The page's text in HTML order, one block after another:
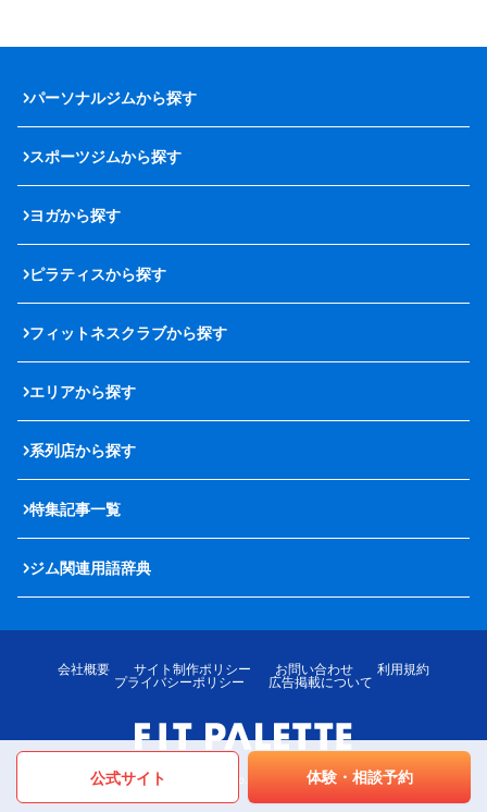
公式サイト 体験・相談予約
パーソナルジムから探す
スポーツジムから探す
ヨガから探す
ピラティスから探す
フィットネスクラブから探す
エリアから探す
系列店から探す
特集記事一覧
ジム関連用語辞典
会社概要 サイト制作ポリシー お問い合わせ
利用規約
プライバシーポリシー
広告掲載について
© LOTTE MediPalette Co.,Ltd. All rights reserved.